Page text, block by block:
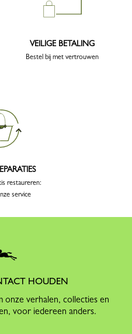
VEILIGE BETALING
Bestel bij met vertrouwen
restaureren:
service
HOUDEN
verhalen, collecties en
voor iedereen anders.